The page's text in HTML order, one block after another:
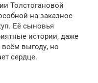
Толстогановой
на заказное
Её сыновья
истории, даже
выгоду, но
сердце.